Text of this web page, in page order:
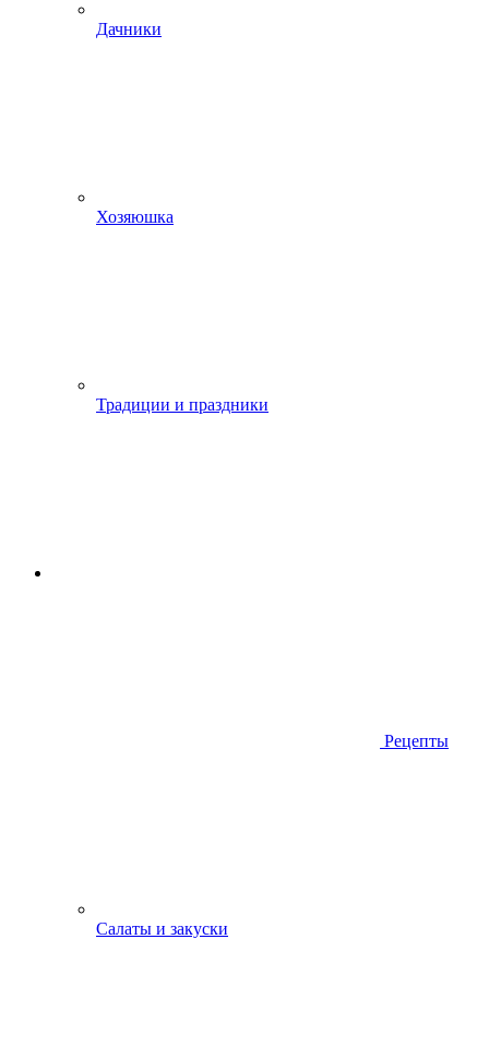
Дачники
Хозяюшка
Традиции и праздники
Рецепты
Салаты и закуски